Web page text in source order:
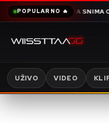
POPULARNO 🔥
PRIČE HAMDIJA SNIMA
UŽIVO VIDEO